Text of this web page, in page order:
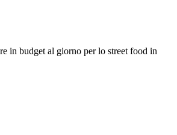
in budget al giorno per lo street food in